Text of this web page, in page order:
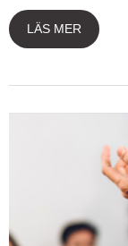
LÄS MER